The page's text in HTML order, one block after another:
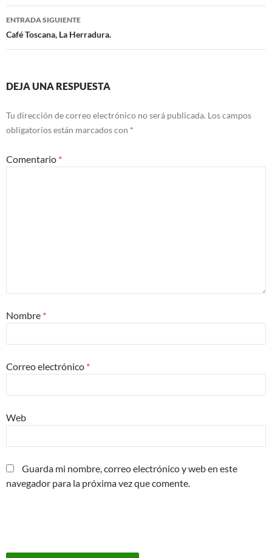
de
entradas
ENTRADA SIGUIENTE
Café Toscana, La Herradura.
DEJA UNA RESPUESTA
Tu dirección de correo electrónico no será publicada. Los campos
obligatorios están marcados con *
Comentario *
Nombre *
Correo electrónico *
Web
Guarda mi nombre, correo electrónico y web en este
navegador para la próxima vez que comente.